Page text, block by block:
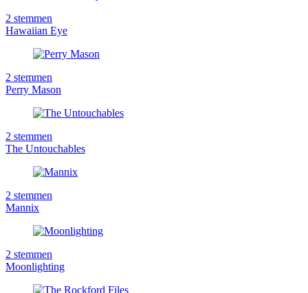
2 stemmen
Hawaiian Eye
2 stemmen
Perry Mason
2 stemmen
The Untouchables
2 stemmen
Mannix
2 stemmen
Moonlighting